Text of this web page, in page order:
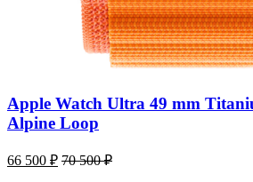
Apple Watch Ultra 49 mm
Alpine Loop
66 500 ₽ 70 500₽